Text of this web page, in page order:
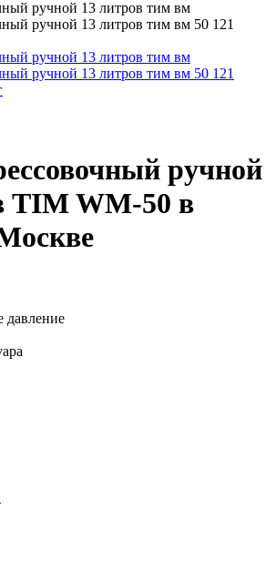
ручной
TIM WM-50 в
давление